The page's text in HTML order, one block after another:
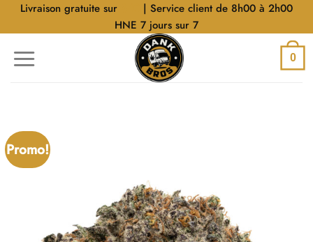
AllerLivraison gratuite sur
| Service client de 8h00 à 2h00
HNE 7 jours sur 7
0
Promo!